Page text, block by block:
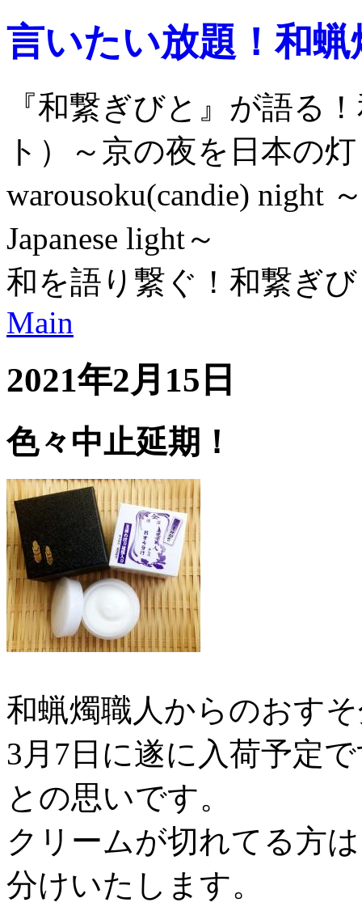
言いたい放題！和蝋
『和繋ぎびと』が語る
ト）～京の夜を日本の
warousoku(candie) night
Japanese light～
和を語り繋ぐ！和繋ぎ
Main
2021年2月15日
色々中止延期！
和蝋燭職人からのおす
3月7日に遂に入荷予定
との思いです。
クリームが切れてる方
分けいたします。